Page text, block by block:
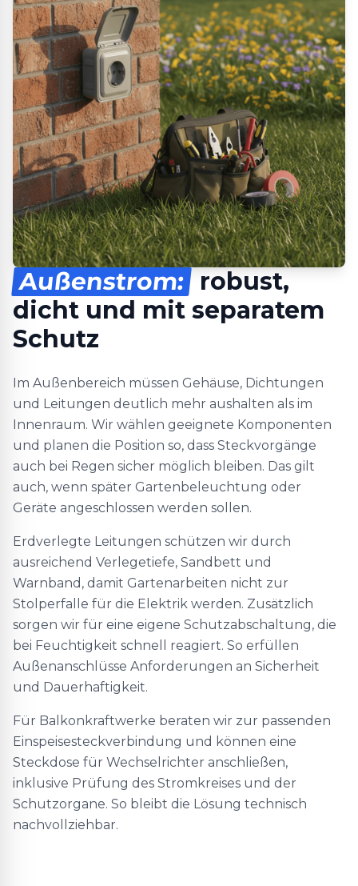
Außenstrom: robust,
dicht und mit separatem
Schutz
Im Außenbereich müssen Gehäuse, Dichtungen
und Leitungen deutlich mehr aushalten als im
Innenraum. Wir wählen geeignete Komponenten
und planen die Position so, dass Steckvorgänge
auch bei Regen sicher möglich bleiben. Das gilt
auch, wenn später Gartenbeleuchtung oder
Geräte angeschlossen werden sollen.
Erdverlegte Leitungen schützen wir durch
ausreichend Verlegetiefe, Sandbett und
Warnband, damit Gartenarbeiten nicht zur
Stolperfalle für die Elektrik werden. Zusätzlich
sorgen wir für eine eigene Schutzabschaltung, die
bei Feuchtigkeit schnell reagiert. So erfüllen
Außenanschlüsse Anforderungen an Sicherheit
und Dauerhaftigkeit.
Für Balkonkraftwerke beraten wir zur passenden
Einspeisesteckverbindung und können eine
Steckdose für Wechselrichter anschließen,
inklusive Prüfung des Stromkreises und der
Schutzorgane. So bleibt die Lösung technisch
nachvollziehbar.